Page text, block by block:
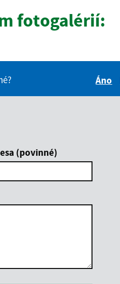
fotogalérií:
Áno
(povinné)